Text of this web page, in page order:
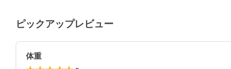
ピックアップレビュー
体重